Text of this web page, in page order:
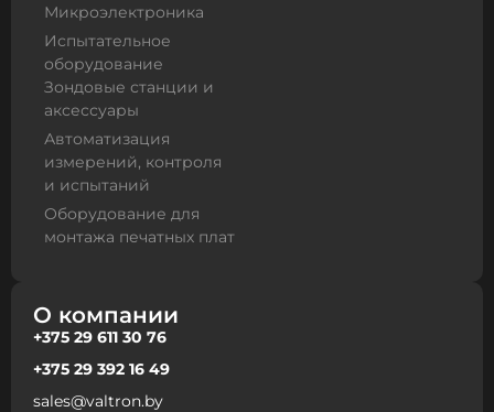
Микроэлектроника
Испытательное
оборудование
Зондовые станции и
аксессуары
Автоматизация
измерений, контроля
и испытаний
Оборудование для
монтажа печатных плат
О компании
+375 29 611 30 76
+375 29 392 16 49
sales@valtron.by